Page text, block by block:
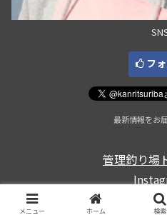
フ
最新情報をお
管理釣り場
メニュー ホーム 検索